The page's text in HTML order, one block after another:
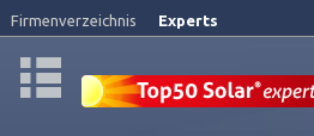
Firmenverzeichnis Experts